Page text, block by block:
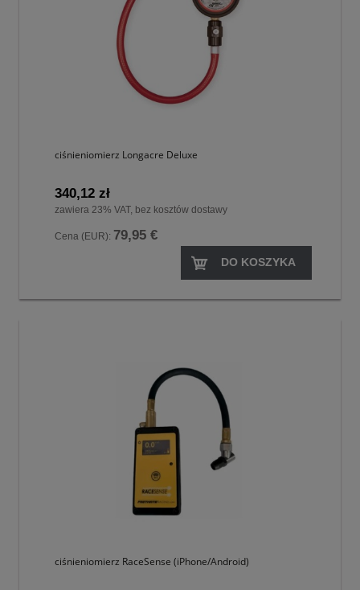
ciśnieniomierz Longacre Deluxe
340,12 zł
zawiera 23% VAT, bez kosztów dostawy
Cena (EUR): 79,95 €
DO KOSZYKA
ciśnieniomierz RaceSense (iPhone/Android)